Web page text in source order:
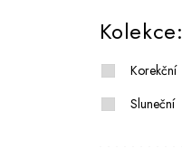
Kolekce:
Korekční
Sluneční